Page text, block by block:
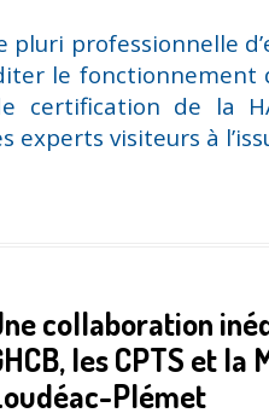
pluri professionnelle
le fonctionnement
certification de la
experts visiteurs à
collaboration
les CPTS et la
Plémet